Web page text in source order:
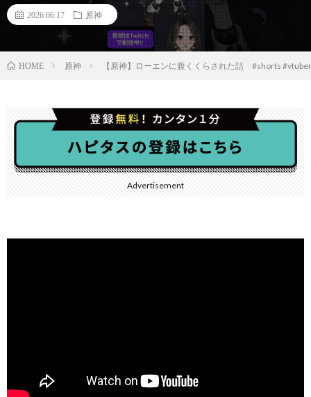
2026.06.17 原神
HOME 原神 【原神】ローエンに腹くくらされた話 #shorts
Advertisement